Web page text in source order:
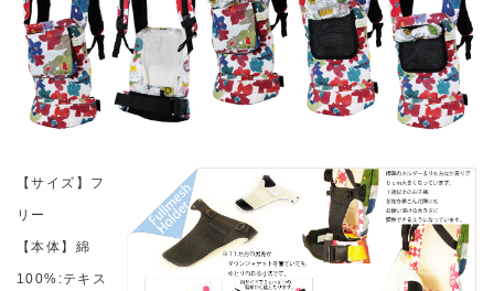
【サイズ】フ
リー
【本体】綿
100%:テキス